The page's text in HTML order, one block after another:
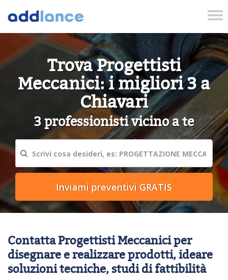
Trova Progettisti
Meccanici: i migliori 3 a
Chiavari
3 professionisti vicino a te
Contatta Progettisti Meccanici per
disegnare e realizzare prodotti, ideare
soluzioni tecniche, studi di fattibilità